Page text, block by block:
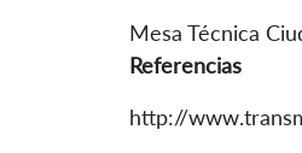
Mesa Técnica
Referencias
http://